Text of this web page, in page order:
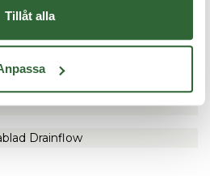
Tillåt alla
för marktegel
DWG-filer,
argument och
Drainflow